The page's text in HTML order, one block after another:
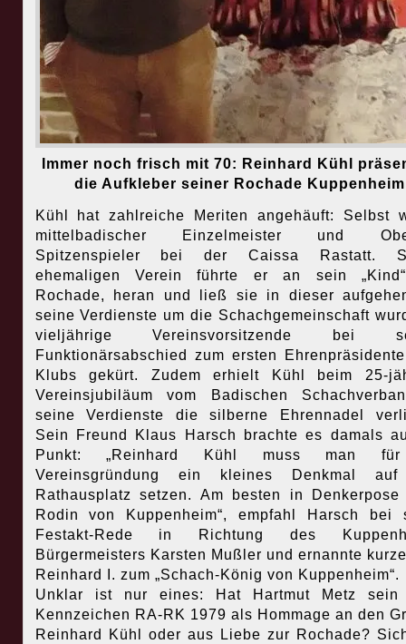
Immer noch frisch mit 70: Reinhard Kühl
die Aufkleber seiner Rochade
Kühl hat zahlreiche Meriten angehäuft: Selbst
mittelbadischer Einzelmeister und
Spitzenspieler bei der Caissa Rastatt.
ehemaligen Verein führte er an sein
Rochade, heran und ließ sie in dieser
seine Verdienste um die Schachgemeinschaft
vieljährige Vereinsvorsitzende bei
Funktionärsabschied zum ersten
Klubs gekürt. Zudem erhielt Kühl beim 25-
Vereinsjubiläum vom Badischen
seine Verdienste die silberne Ehrennadel
Sein Freund Klaus Harsch brachte es damals
Punkt: „Reinhard Kühl muss man
Vereinsgründung ein kleines Denkmal
Rathausplatz setzen. Am besten in
Rodin von Kuppenheim“, empfahl Harsch bei
Festakt-Rede in Richtung des
Bürgermeisters Karsten Mußler und ernannte
Reinhard I. zum „Schach-König von Kuppenheim“.
Unklar ist nur eines: Hat Hartmut Metz sein
Kennzeichen RA-RK 1979 als Hommage an den
Reinhard Kühl oder aus Liebe zur Rochade?